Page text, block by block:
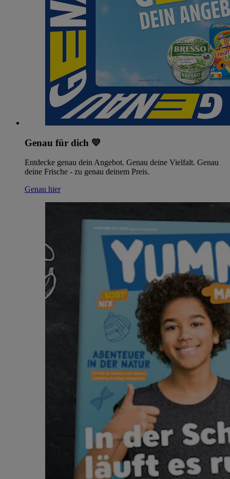
Genau für dich 💛
Entdecke genau dein Angebot. Genau deine Vielfalt. Genau
deine Frische - zu genau deinem Preis.
Genau hier